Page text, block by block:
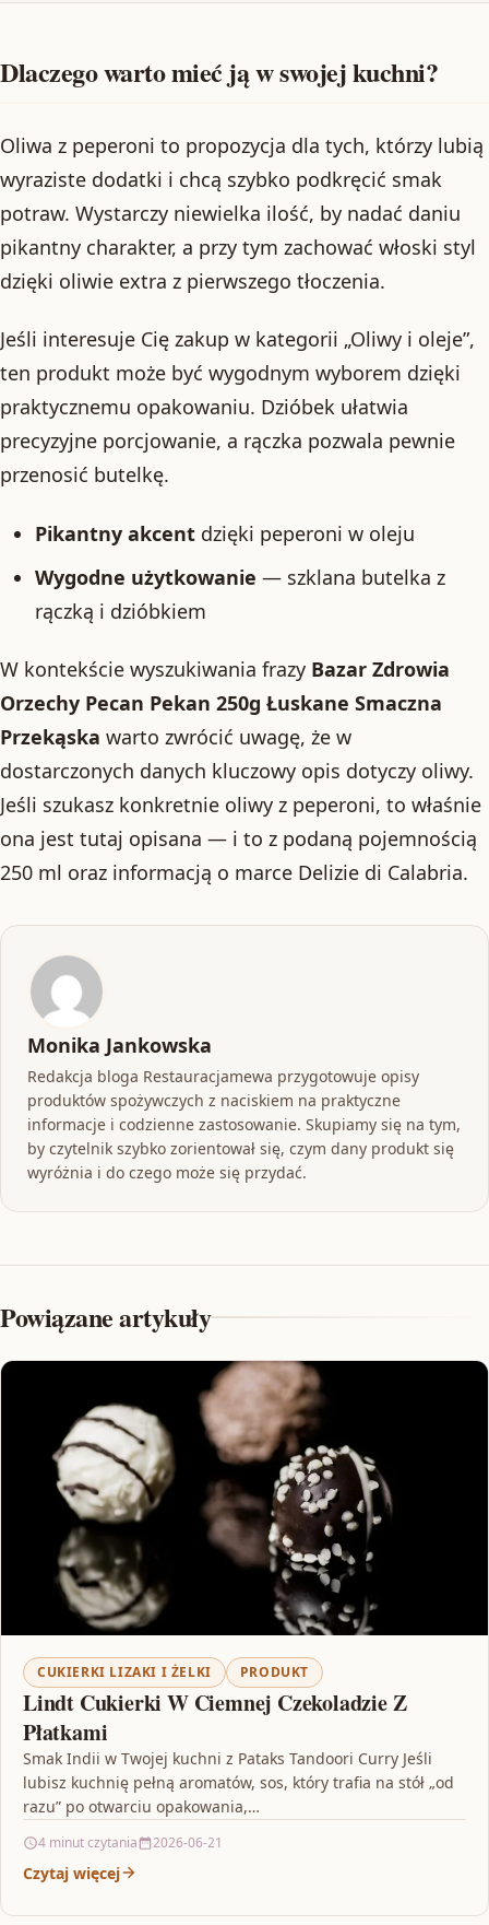
Dlaczego warto mieć ją w swojej kuchni?
Oliwa z peperoni to propozycja dla tych, którzy lubią
wyraziste dodatki i chcą szybko podkręcić smak
potraw. Wystarczy niewielka ilość, by nadać daniu
pikantny charakter, a przy tym zachować włoski styl
dzięki oliwie extra z pierwszego tłoczenia.
Jeśli interesuje Cię zakup w kategorii „Oliwy i oleje”,
ten produkt może być wygodnym wyborem dzięki
praktycznemu opakowaniu. Dzióbek ułatwia
precyzyjne porcjowanie, a rączka pozwala pewnie
przenosić butelkę.
Pikantny akcentdzięki peperoni w oleju
Wygodne użytkowanie — szklana butelka z
rączką i dzióbkiem
W kontekście wyszukiwania frazy Bazar Zdrowia
Orzechy Pecan Pekan 250g Łuskane Smaczna
Przekąska warto zwrócić uwagę, że w
dostarczonych danych kluczowy opis dotyczy oliwy.
Jeśli szukasz konkretnie oliwy z peperoni, to właśnie
ona jest tutaj opisana — i to z podaną pojemnością
250 ml oraz informacją o marce Delizie di Calabria.
Monika Jankowska
Redakcja bloga Restauracjamewa przygotowuje opisy
produktów spożywczych z naciskiem na praktyczne
informacje i codzienne zastosowanie. Skupiamy się na tym,
by czytelnik szybko zorientował się, czym dany produkt się
wyróżnia i do czego może się przydać.
Powiązane artykuły
CUKIERKI LIZAKI I ŻELKI PRODUKT
Lindt Cukierki W Ciemnej Czekoladzie Z
Płatkami
Smak Indii w Twojej kuchni z Pataks Tandoori Curry Jeśli
lubisz kuchnię pełną aromatów, sos, który trafia na stół „od
razu” po otwarciu opakowania,…
4 minut czytania 2026-06-21
Czytaj więcej